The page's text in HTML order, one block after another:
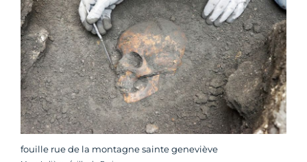
fouille rue de la montagne sainte geneviève